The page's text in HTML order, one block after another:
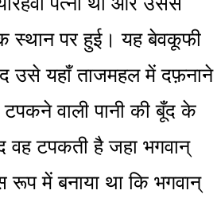
स्थान पर हुई। यह बेवकूफी
उसे यहाँ ताजमहल में दफ़नाने
वाली पानी की बूँद के
वह टपकती है जहा भगवान्
रूप में बनाया था कि भगवान्